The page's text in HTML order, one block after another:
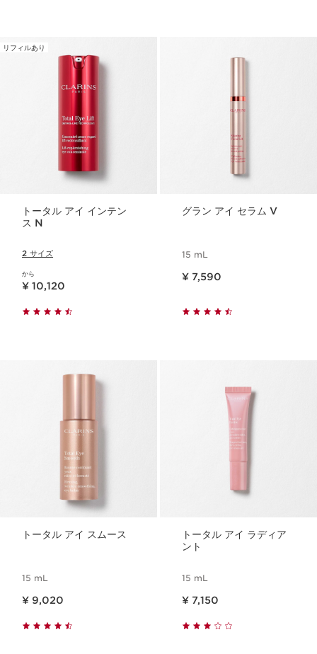
リフィルあり
トータル アイ インテン
ス N
2 サイズ
から
現在表示中の製品の価格 ¥ 10,120
¥ 10,120
グラン アイ セラム V
15 mL
¥ 7,590
トータル アイ スムース
15 mL
¥ 9,020
トータル アイ ラディア
ント
15 mL
¥ 7,150